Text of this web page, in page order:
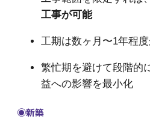
工事が可能
工期は数ヶ月〜1年程
繁忙期を避けて段階的
益への影響を最小化
◉新築